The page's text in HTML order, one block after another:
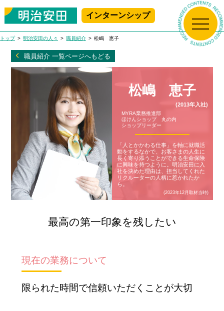
インターンシップ
新規プレエントリー マイページログイン
トップ
生保の学校
生保の学校 Top
アニメで学ぶ!
生命保険ビジネス基礎講座
はじめて学ぶ！
生命保険ビジネス基礎講座
MEIJIYASUDA インターンシップ 2025
明治安田について
明治安田について Top
社長メッセージ
沿革
明治安田ブランドステートメント
明治安田の人々
明治安田の人々 Top
女性職員に会いに行こう！
"ON"&"OFF" Woman's Style
入社6年目職員による
採用情報
採用情報 Top
採用コンセプト
募集要項・応募(エントリー)方法
トップ 明治安田の人々 職員紹介 松嶋 恵子
職員紹介 一覧ページへもどる
松嶋 恵子
(2013年入社)
MYRA業務推進部
ほけんショップ 丸の内
ショップリーダー
「人とかかわる仕事」を軸に就職活
動をするなかで、お客さまの人生に
長く寄り添うことができる生命保険
に興味を持つように。明治安田に入
社を決めた理由は、担当してくれた
リクルーターの人柄に惹かれたか
ら。
(2023年12月取材当時)
最高の第一印象を残したい
現在の業務について
限られた時間で信頼いただくことが大切